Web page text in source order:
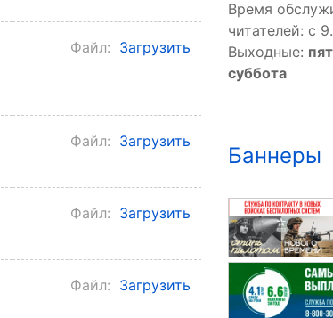
Файл: Загрузить
Файл: Загрузить
Файл: Загрузить
Файл: Загрузить
Время
читателей: с
Выходные:
суббота
Баннеры